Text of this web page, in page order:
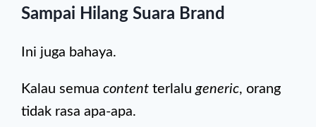
Sampai Hilang Suara Brand
Ini juga bahaya.
Kalau semua content terlalugeneric, orang
tidak rasa apa-apa.